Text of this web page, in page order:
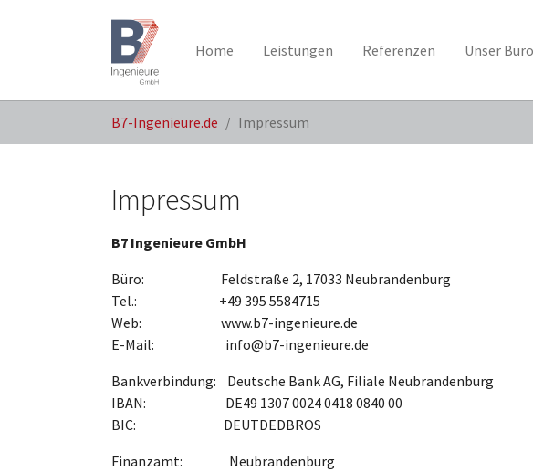
Home Leistungen Referenzen Unser Büro
B7-Ingenieure.de Impressum
Impressum
B7 Ingenieure GmbH
Büro: Feldstraße 2, 17033 Neubrandenburg
Tel.: +49 395 5584715
Web: www.b7-ingenieure.de
E-Mail: info@b7-ingenieure.de
Bankverbindung: Deutsche Bank AG, Filiale Neubrandenburg
IBAN: DE49 1307 0024 0418 0840 00
BIC: DEUTDEDBROS
Finanzamt: Neubrandenburg